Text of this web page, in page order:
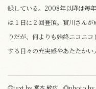
録している。2008年以降は毎
は１日に２回登頂。實川さん
りだが、何よりも始終ニコニ
する日々の充実感やあたたかい